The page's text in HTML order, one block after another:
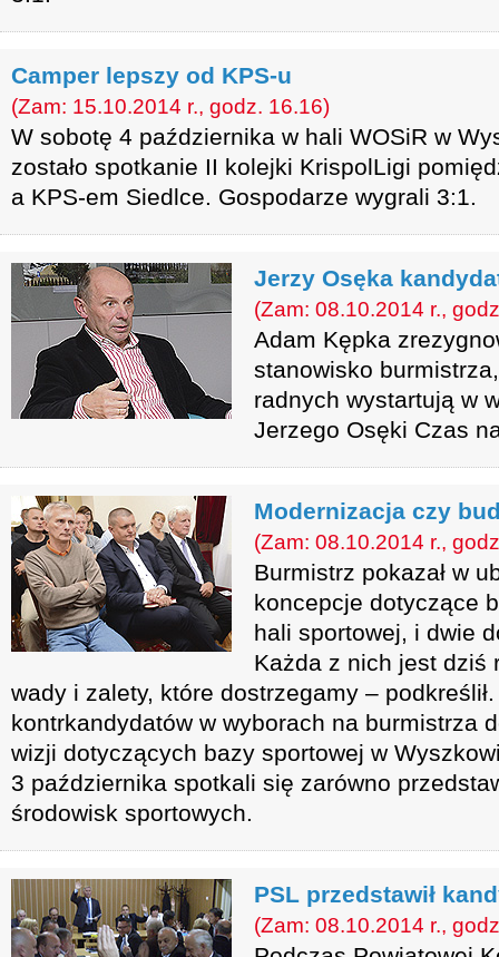
Camper lepszy od KPS-u
(Zam: 15.10.2014 r., godz. 16.16)
W sobotę 4 października w hali WOSiR w
zostało spotkanie II kolejki KrispolLigi
a KPS-em Siedlce. Gospodarze wygrali 3:1.
Jerzy Osęka
(Zam: 08.10.2014 r.,
Adam Kępka
stanowisko
radnych wystartują w
Jerzego Osęki Czas
Modernizacja czy
(Zam: 08.10.2014 r.,
Burmistrz pokazał w
koncepcje dotyczące
hali sportowej, i dwie
Każda z nich jest dziś
wady i zalety, które dostrzegamy –
kontrkandydatów w wyborach na burmistrza
wizji dotyczących bazy sportowej w
3 października spotkali się zarówno
środowisk sportowych.
PSL przedstawił
(Zam: 08.10.2014 r.,